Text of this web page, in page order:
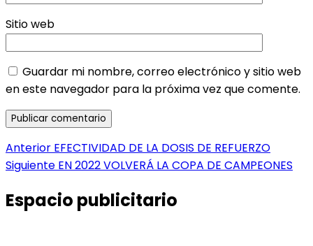
Sitio web
Guardar mi nombre, correo electrónico y sitio web
en este navegador para la próxima vez que comente.
Navegación
de
entradas
Anterior Entrada
anterior:
EFECTIVIDAD DE LA DOSIS DE REFUERZO
Siguiente Entrada
EN 2022 VOLVERÁ LA COPA DE CAMPEONES
Espacio publicitario